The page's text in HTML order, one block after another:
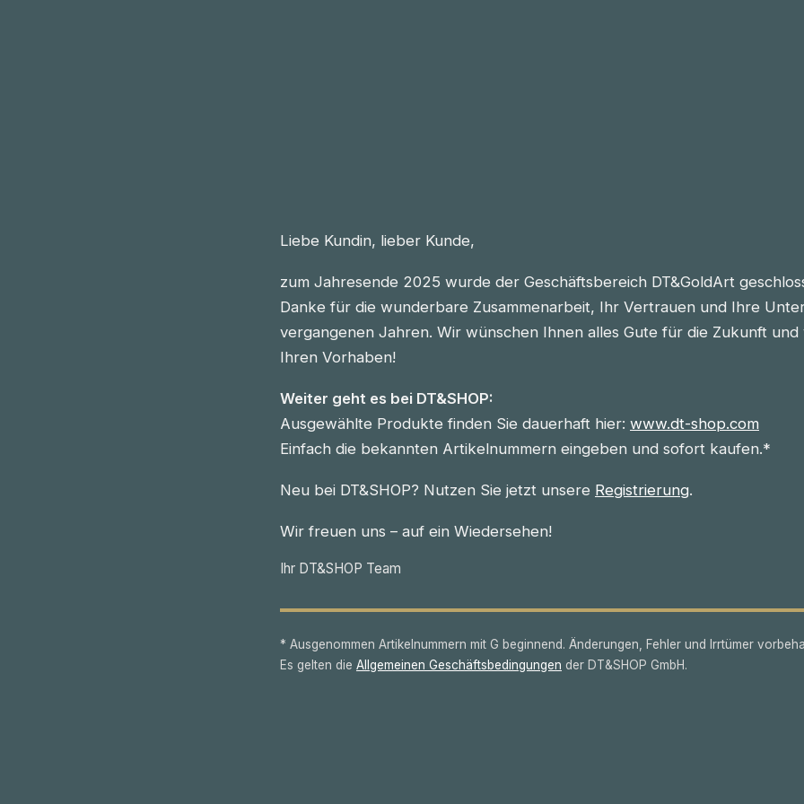
Liebe Kundin, lieber Kunde,
zum Jahresende 2025 wurde der Geschäftsbereich DT&GoldArt
Danke für die wunderbare Zusammenarbeit, Ihr Vertrauen und Ihre
vergangenen Jahren. Wir wünschen Ihnen alles Gute für die Zukunft und
Ihren Vorhaben!
Weiter geht es bei DT&SHOP:
Ausgewählte Produkte finden Sie dauerhaft hier: www.dt-shop.com
Einfach die bekannten Artikelnummern eingeben und sofort kaufen.*
Neu bei DT&SHOP? Nutzen Sie jetzt unsere Registrierung.
Wir freuen uns – auf ein Wiedersehen!
Ihr DT&SHOP Team
* Ausgenommen Artikelnummern mit G beginnend. Änderungen, Fehler und Irrtümer
Es gelten die Allgemeinen Geschäftsbedingungen der DT&SHOP GmbH.